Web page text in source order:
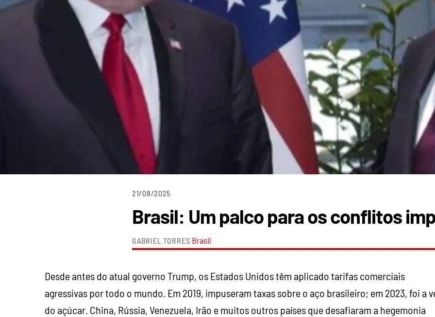
21/08/2025
Brasil: Um palco para os conflitos
GABRIEL TORRES Brasil
Desde antes do atual governo Trump, os Estados Unidos têm aplicado tarifas comerciais
agressivas por todo o mundo. Em 2019, impuseram taxas sobre o aço brasileiro; em 2023, foi a
do açúcar. China, Rússia, Venezuela, Irão e muitos outros países que desafiaram a hegemonia